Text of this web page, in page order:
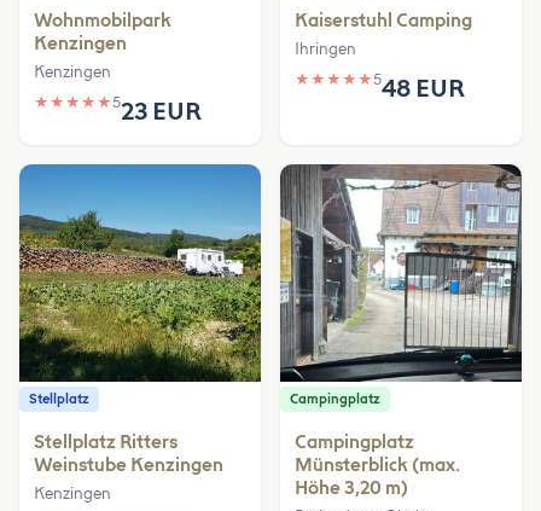
Wohnmobilpark
Kenzingen
Kenzingen
★ ★ ★ ★ ★523 EUR
Kaiserstuhl Camping
Ihringen
★ ★ ★ ★ ★548 EUR
Stellplatz
Stellplatz Ritters
Weinstube Kenzingen
Kenzingen
Campingplatz
Campingplatz
Münsterblick (max.
Höhe 3,20 m)